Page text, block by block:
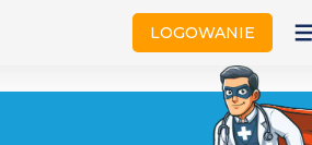
LOGOWANIE